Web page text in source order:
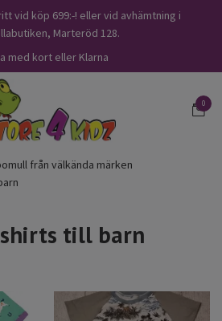
vid köp 699:-! eller vid avhämtning i
Marteröd 128.
med kort eller Klarna
0
från välkända märken
till barn